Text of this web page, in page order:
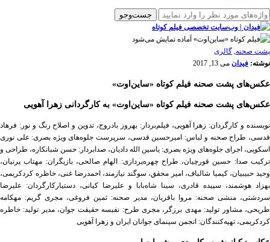
پشت صحنه, گالری
نوشته: فیدان می 13, 2017
عکس‌های پشت صحنه فیلم کوتاه «ساین‌اوت»
عکس‌های پشت صحنه فیلم کوتاه «ساین‌اوت» به کارگردانی زهرا آهویی
نویسنده و کارگردان: زهرا آهویی، فیلم‌بردار: بهروز بادروج، تدوین و اصلاح رنگ و نور:‌ فرهاد
قدسی، طراح صحنه و لباس: امیرحسین قدسی، سرپرست جلوه‌های ویژه بصری: علی نوری
اسکویی، اجرای جلوه‌های ویژه بصری: یاسین الله دادیان، صدابردار: حسن شبانکاره، طراحی و
ترکیب صدا: حسین قورچیان، طراح چهره‌پردازی: الهام صالحی، بازیگران: مهتاب پرنیان،
وحید حبیبیان، کیمیا شالباف، امیر محقق، سوگند نیازمند، احمدرضا غنی، خاطره کردکریمی،
بهزاد هوشمند، سپیده قادری، سینا شاه‌بابا و علیرضا کیانی، دستیارکارگردان: علیرضا
سردشتی، منشی صحنه: مروا باقریان، مدیر صحنه: ثمین فروغی، مجری گریم: مهکامه
طریحی، مشاور تولید: مهدی برزگر، مجری طرح: نفیسه حقیقت جوان، مدیر تولید: خاطره
کردکریمی، تهیه‌کنندگان: انجمن سینمای جوانان ایران و زهرا‌ آهویی